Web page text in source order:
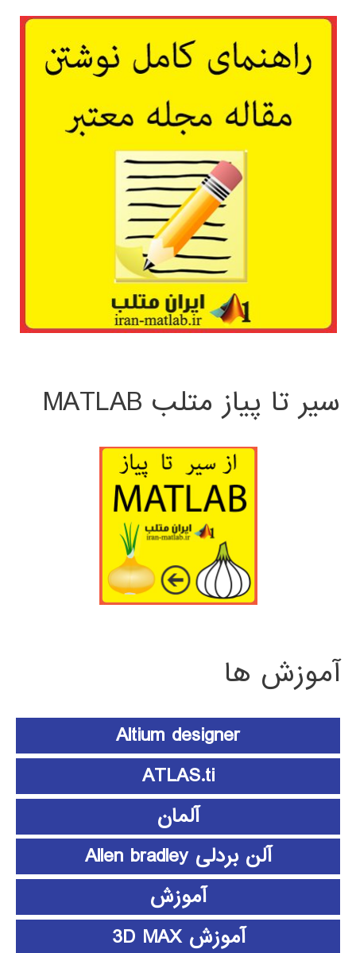
سیر تا پیاز متلب MATLAB
آموزش ها
Altium designer
ATLAS.ti
آلمان
آلن بردلی Allen bradley
آموزش
آموزش 3D MAX